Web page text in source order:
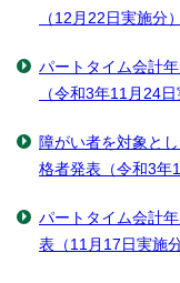
（12月22日実施分）
パートタイム会計
（令和3年11月24日
障がい者を対象と
格者発表（令和3年
パートタイム会計
表（11月17日実施分